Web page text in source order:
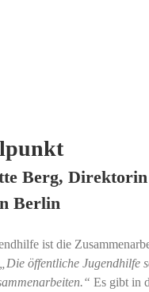
Berg,
Berlin
ist die
„Die öffentliche Jugendhilfe
Es gibt in